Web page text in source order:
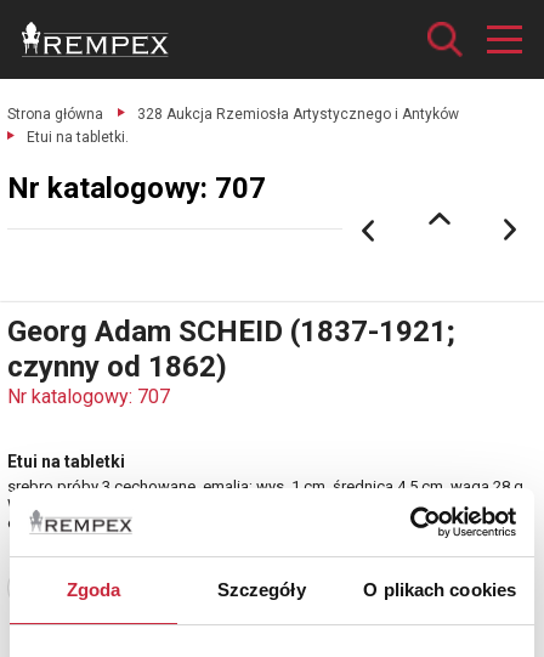
Zgoda Szczegóły O plikach cookies
Strona główna
328 Aukcja Rzemiosła Artystycznego i Antyków
Etui na tabletki.
Nr katalogowy: 707
Georg Adam SCHEID (1837-1921;
czynny od 1862)
Nr katalogowy: 707
Etui na tabletki
srebro próby 3 cechowane, emalia; wys. 1 cm, średnica 4,5 cm, waga 28 g.
Wiedeń, k. XIX w.
estymacja: 1 600 - 1 800 zł
Zobacz pełne informacje